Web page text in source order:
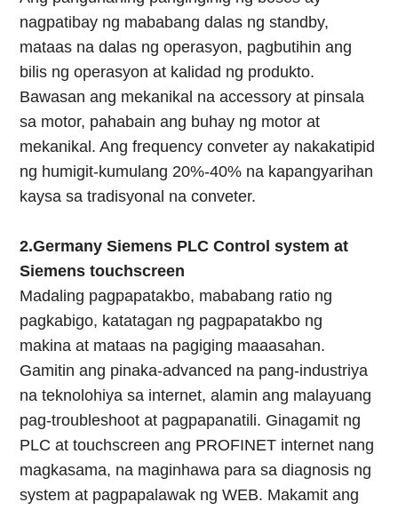
nagpatibay ng mababang dalas ng standby,
mataas na dalas ng operasyon, pagbutihin ang
bilis ng operasyon at kalidad ng produkto.
Bawasan ang mekanikal na accessory at pinsala
sa motor, pahabain ang buhay ng motor at
mekanikal. Ang frequency conveter ay nakakatipid
ng humigit-kumulang 20%-40% na kapangyarihan
kaysa sa tradisyonal na conveter.
2.Germany Siemens PLC Control system at
Siemens touchscreen
Madaling pagpapatakbo, mababang ratio ng
pagkabigo, katatagan ng pagpapatakbo ng
makina at mataas na pagiging maaasahan.
Gamitin ang pinaka-advanced na pang-industriya
na teknolohiya sa internet, alamin ang malayuang
pag-troubleshoot at pagpapanatili. Ginagamit ng
PLC at touchscreen ang PROFINET internet nang
magkasama, na maginhawa para sa diagnosis ng
system at pagpapalawak ng WEB. Makamit ang